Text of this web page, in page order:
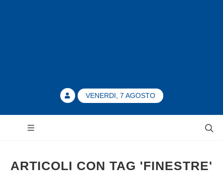
VENERDI, 7 AGOSTO
ARTICOLI CON TAG 'FINESTRE'